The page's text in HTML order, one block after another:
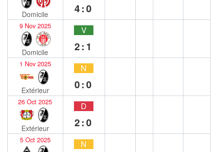
Domicile 4:0
9 Nov 2025
Domicile
V
2:1
1 Nov 2025
Extérieur
N
0:0
26 Oct 2025
Extérieur
D
2:0
5 Oct 2025 N